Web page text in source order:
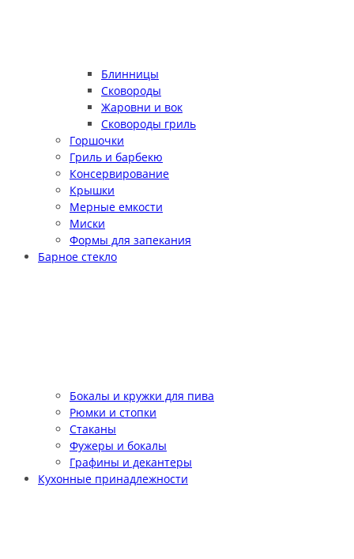
Блинницы
Сковороды
Жаровни и вок
Сковороды гриль
Горшочки
Гриль и барбекю
Консервирование
Крышки
Мерные емкости
Миски
Формы для запекания
Барное стекло
Бокалы и кружки для пива
Рюмки и стопки
Стаканы
Фужеры и бокалы
Графины и декантеры
Кухонные принадлежности